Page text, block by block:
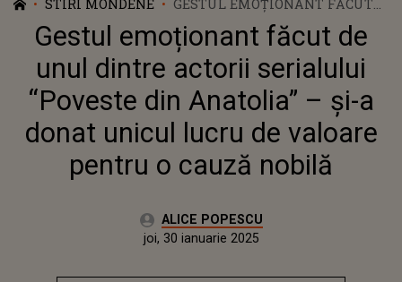
STIRI MONDENE
GESTUL EMOȚIONANT FĂCUT
DE UNUL DINTRE ACTORII
SERIALULUI “POVESTE DIN
ANATOLIA” – ȘI-A DONAT
UNICUL LUCRU DE VALOARE
PENTRU O CAUZĂ NOBILĂ
Gestul emoționant făcut de
unul dintre actorii serialului
“Poveste din Anatolia” – și-a
donat unicul lucru de valoare
pentru o cauză nobilă
Autor:ALICE POPESCU
marți, 30 ianuarie 2024Actualizat:
joi, 30 ianuarie 2025